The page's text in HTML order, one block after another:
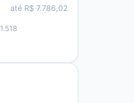
até R$ 7.786,02
1.518